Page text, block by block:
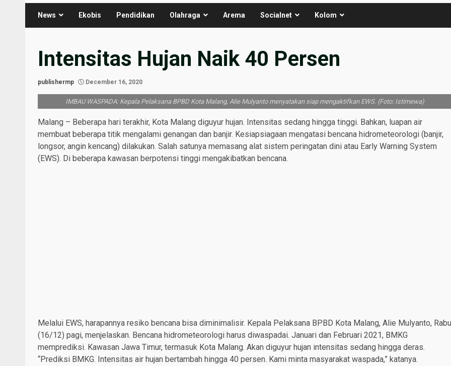
News Ekobis Pendidikan Olahraga Arema Socialnet Kolom
Intensitas Hujan Naik 40 Persen
publishermp December 16, 2020
IMBAU WASPADA: Kepala Pelaksana BPBD Kota Malang, Alie Mulyanto menyatakan siap mengaktifkan EWS. (Foto: Istimewa)
Malang – Beberapa hari terakhir, Kota Malang diguyur hujan. Intensitas sedang hingga tinggi. Bahkan, luapan air
membuat beberapa titik mengalami genangan dan banjir. Kesiapsiagaan mengatasi bencana hidrometeorologi (banjir,
longsor, angin kencang) dilakukan. Salah satunya memasang alat sistem peringatan dini atau Early Warning System
(EWS). Di beberapa kawasan berpotensi tinggi mengakibatkan bencana.
Melalui EWS, harapannya resiko bencana bisa diminimalisir. Kepala Pelaksana BPBD Kota Malang, Alie Mulyanto, Rabu
(16/12) pagi, menjelaskan. Bencana hidrometeorologi harus diwaspadai. Januari dan Februari 2021, BMKG
memprediksi. Kawasan Jawa Timur, termasuk Kota Malang. Akan diguyur hujan intensitas sedang hingga deras.
“Prediksi BMKG. Intensitas air hujan bertambah hingga 40 persen. Kami minta masyarakat waspada,” katanya.